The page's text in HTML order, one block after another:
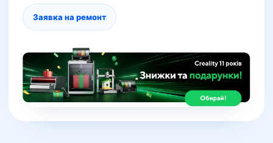
Заявка на ремонт